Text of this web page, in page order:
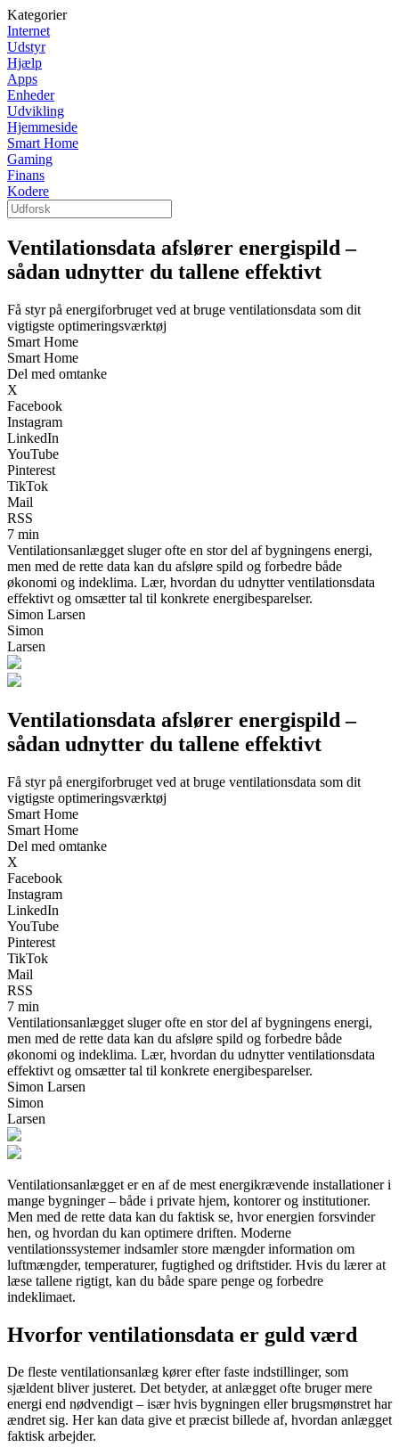
Kategorier
Internet
Udstyr
Hjælp
Apps
Enheder
Udvikling
Hjemmeside
Smart Home
Gaming
Finans
Kodere
Ventilationsdata afslører energispild –
sådan udnytter du tallene effektivt
Få styr på energiforbruget ved at bruge ventilationsdata som dit
vigtigste optimeringsværktøj
Smart Home
Smart Home
Del med omtanke
X
Facebook
Instagram
LinkedIn
YouTube
Pinterest
TikTok
Mail
RSS
7 min
Ventilationsanlægget sluger ofte en stor del af bygningens energi,
men med de rette data kan du afsløre spild og forbedre både
økonomi og indeklima. Lær, hvordan du udnytter ventilationsdata
effektivt og omsætter tal til konkrete energibesparelser.
Simon Larsen
Simon
Larsen
Ventilationsdata afslører energispild –
sådan udnytter du tallene effektivt
Få styr på energiforbruget ved at bruge ventilationsdata som dit
vigtigste optimeringsværktøj
Smart Home
Smart Home
Del med omtanke
X
Facebook
Instagram
LinkedIn
YouTube
Pinterest
TikTok
Mail
RSS
7 min
Ventilationsanlægget sluger ofte en stor del af bygningens energi,
men med de rette data kan du afsløre spild og forbedre både
økonomi og indeklima. Lær, hvordan du udnytter ventilationsdata
effektivt og omsætter tal til konkrete energibesparelser.
Simon Larsen
Simon
Larsen
Ventilationsanlægget er en af de mest energikrævende installationer i
mange bygninger – både i private hjem, kontorer og institutioner.
Men med de rette data kan du faktisk se, hvor energien forsvinder
hen, og hvordan du kan optimere driften. Moderne
ventilationssystemer indsamler store mængder information om
luftmængder, temperaturer, fugtighed og driftstider. Hvis du lærer at
læse tallene rigtigt, kan du både spare penge og forbedre
indeklimaet.
Hvorfor ventilationsdata er guld værd
De fleste ventilationsanlæg kører efter faste indstillinger, som
sjældent bliver justeret. Det betyder, at anlægget ofte bruger mere
energi end nødvendigt – især hvis bygningen eller brugsmønstret har
ændret sig. Her kan data give et præcist billede af, hvordan anlægget
faktisk arbejder.